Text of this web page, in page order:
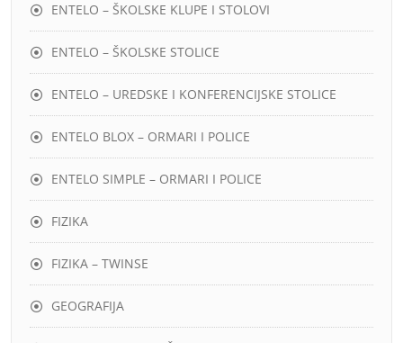
ENTELO – ŠKOLSKE KLUPE I STOLOVI
ENTELO – ŠKOLSKE STOLICE
ENTELO – UREDSKE I KONFERENCIJSKE STOLICE
ENTELO BLOX – ORMARI I POLICE
ENTELO SIMPLE – ORMARI I POLICE
FIZIKA
FIZIKA – TWINSE
GEOGRAFIJA